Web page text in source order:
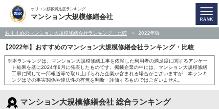
オリコン顧客満足度ランキング
マンション大規模修繕会社
おすすめのマンション大規模修繕会社ランキング・比較 2022年版
【2022年】おすすめのマンション大規模修繕会社ランキング・比較
※本ランキングは、マンション大規模修繕工事を依頼した利用者の満足度に関するアンケー
ト結果を基に2024年8月に発表したものです。掲載企業の中には、マンション大規模修繕
工事に関して一部報道等で取り上げられた企業が含まれる場合がございますが、本ランキ
ングはその事実関係や違法性の有無を判断・評価するものではございません。
マンション大規模修繕会社 総合ランキング